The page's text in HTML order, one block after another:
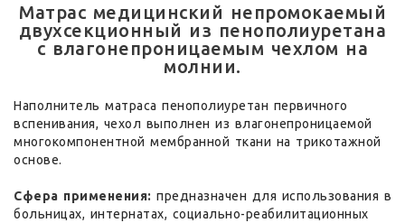
Матрас медицинский непромокаемый
двухсекционный из пенополиуретана
с влагонепроницаемым чехлом на
молнии.
Наполнитель матраса пенополиуретан первичного
вспенивания, чехол выполнен из влагонепроницаемой
многокомпонентной мембранной ткани на трикотажной
основе.
Сфера применения: предназначен для использования в
больницах, интернатах, социально-реабилитационных